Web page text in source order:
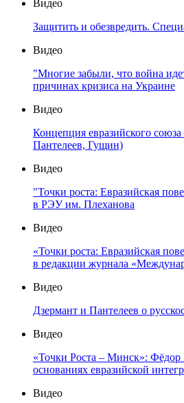
Видео
Защитить и обезвредить.
Видео
"Многие забыли, что война
причинах кризиса на Украине
Видео
Концепция евразийского союза
Пантелеев, Гущин)
Видео
"Точки роста: Евразийская
в РЭУ им. Плеханова
Видео
«Точки роста: Евразийская
в редакции журнала
Видео
Дзермант и Пантелеев о
Видео
«Точки Роста – Минск»: Фёдор
основаниях евразийской
Видео